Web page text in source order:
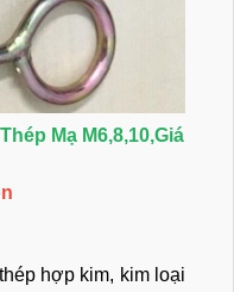
Mạ M6,8,10,Giá
hợp kim, kim loại